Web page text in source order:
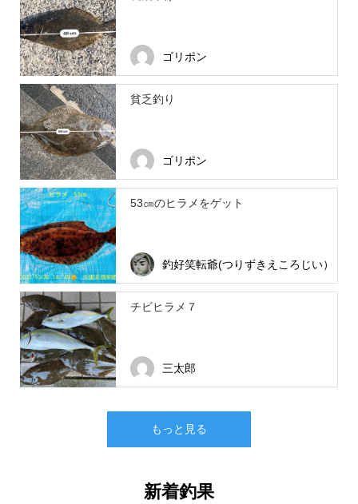
ゴリポン
貧乏釣り
ゴリポン
53㎝のヒラメをゲット
釣好笑転爺(つりずきえころじい）
チビヒラメ７
三太郎
もっと見る
新着釣果